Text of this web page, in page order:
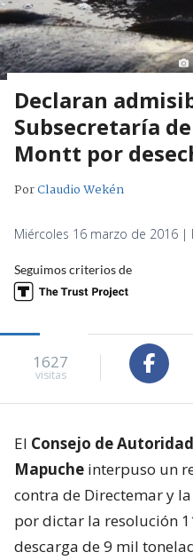
Declaran
Subsecretaría
Montt por
PorClaudio Wekén
Miércoles 16 marzo de 2016 |
Seguimos criterios de
1627
visitas
El Consejo de
Mapuche interpuso un
contra de Directemar y
por dictar la resolución
descarga de 9 mil